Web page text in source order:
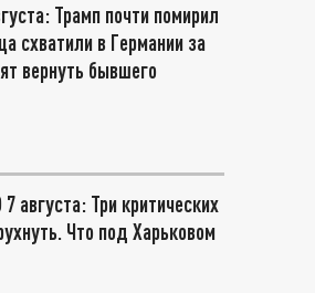
Трамп почти помирил
схватили в Германии за
вернуть бывшего
августа: Три критических
Что под Харьковом